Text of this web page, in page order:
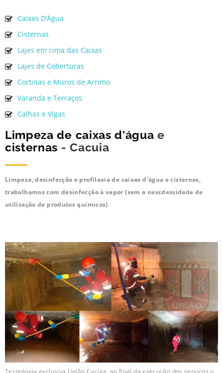
Caixas D’Água
Cisternas
Lajes em cima das Caixas
Lajes de Coberturas
Cortinas e Muros de Arrimo
Varanda e Terraços
Calhas e Vigas
Limpeza de caixas d'água e
cisternas - Cacuia
Limpeza, desinfecção e profilaxia de caixas d'água e cisternas,
trabalhamos com desinfecção à vapor (sem a nescdessidade de
utilização de produtos químicos).
Tecnologia exclusiva União Cacuia, ao final da execução dos serviços o